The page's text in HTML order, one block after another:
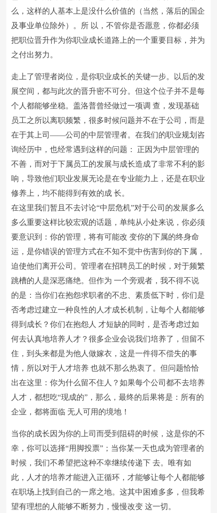
么，这样的人基本上是没什么价值的（当然，落后的国企
及事业单位除外）。所 以，不管你是否愿意，你都必须
把职位晋升作为你职业成长道路上的一个重要目标，并为
之付出努力。
走上了管理者岗位，是你职业成长的关键一步。以后的发
展空间，都与此次的晋升密不可分。但这个位子并不是每
个人都能够坐稳。盖洛普曾经做过一项调 查，发现基础
员工之所以离职频繁，很多时候问题并不在于公司，而是
在于其上司——公司的中层管理者。在我们的职业规划咨
询经历中，也经常遇到这样的问题： 正因为中层管理的
不善，而对于下属员工的发展与成长造成了非常不利的影
响，导致他们职业发展无论是在专业能力上，还是在职业
修养上，均不能得到有效的成 长。
在这里我们暂且不去讨论“中层危机”对于公司的发展多么
多么重要这样比较宏观的话题，单纯从小处来说，你必须
要意识到：你的管理，将有可能改 变你的下属的终身命
运，是你错误的管理方式在不知不觉中伤害到你的下属，
迫使他们离开公司。管理者在招聘员工的时候，对于频繁
跳槽的人是深恶痛绝。但作为 一个旁观者，我不得不说
的是：当你们在抱怨求职者的不忠、素质低下时，你们是
否考虑过建立一种良性的人才成长机制，让每个人都能够
得到成长？你们在抱怨人 才短缺的同时，是否考虑过如
何去认真地培养人才？很多企业会说我们培养了，但留不
住，到头来都是为他人做嫁衣，这是一件得不偿失的事
情，所以对于人才培养 也就不那么热衷了。但问题恰恰
出在这里：你为什么留不住人？如果每个公司都不去培养
人才，都想吃“现成的”，那么，最终的后果将是：所有的
企业，都将面临 无人可用的境地！
当你的成长因为你的上司而受到阻碍的时候，这是你的不
幸，你可以选择“用脚投票”；当你某一天也成为管理者的
时候，我们不希望把这种不幸继续传递下 去。唯有如
此，人才的培养才能进入正循环，才能够让每个人都能够
在职场上找到自己的一席之地。这其中困难多多，但我希
望有理想的人能够不断努力，慢慢改变 这一切。